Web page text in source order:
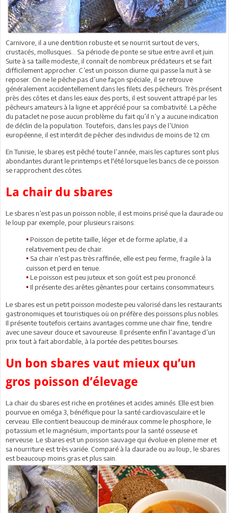
Carnivore, il a une dentition robuste et se nourrit surtout de vers,
crustacés, mollusques… Sa période de ponte se situe entre avril et juin.
Suite à sa taille modeste, il connaît de nombreux prédateurs et se fait
difficilement approcher. C’est un poisson diurne qui passe la nuit à se
reposer. On ne le pêche pas d’une façon spéciale, il se retrouve
généralement accidentellement dans les filets des pêcheurs. Très présent
près des côtes et dans les eaux des ports, il est souvent attrapé par les
pêcheurs amateurs à la ligne et apprécié pour sa combativité. La pêche
du pataclet ne pose aucun problème du fait qu’il n’y a aucune indication
de déclin de la population. Toutefois, dans les pays de l’Union
européenne, il est interdit de pêcher des individus de moins de 12 cm.
En Tunisie, le sbareṣ est pêché toute l’année, mais les captures sont plus
abondantes durant le printemps et l'été lorsque les bancs de ce poisson
se rapprochent des côtes.
La chair du sbares
Le sbares n’est pas un poisson noble, il est moins prisé que la daurade ou
le loup par exemple, pour plusieurs raisons:
• Poisson de petite taille, léger et de forme aplatie, il a
relativement peu de chair.
• Sa chair n’est pas très raffinée, elle est peu ferme, fragile à la
cuisson et perd en tenue.
• Le poisson est peu juteux et son goût est peu prononcé.
• Il présente des arêtes gênantes pour certains consommateurs.
Le sbares est un petit poisson modeste peu valorisé dans les restaurants
gastronomiques et touristiques où on préfère des poissons plus nobles.
Il présente toutefois certains avantages comme une chair fine, tendre
avec une saveur douce et savoureuse. Il présente enfin l’avantage d’un
prix tout à fait abordable, à la portée des petites bourses.
Un bon sbares vaut mieux qu’un
gros poisson d’élevage
La chair du sbares est riche en protéines et acides aminés. Elle est bien
pourvue en oméga 3, bénéfique pour la santé cardiovasculaire et le
cerveau. Elle contient beaucoup de minéraux comme le phosphore, le
potassium et le magnésium, importants pour la santé osseuse et
nerveuse. Le sbares est un poisson sauvage qui évolue en pleine mer et
sa nourriture est très variée. Comparé à la daurade ou au loup, le sbares
est beaucoup moins gras et plus sain.